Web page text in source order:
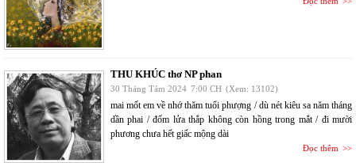
THU KHÚC thơ NP phan
30 Tháng Tám 2024 7:00 CH (Xem: 13102)
mai mốt em về nhớ thăm tuổi phượng / dù nét kiêu sa năm tháng
dần phai / đốm lửa thắp không còn hồng trong mắt / đi mười
phương chưa hết giấc mộng dài
Đọc thêm